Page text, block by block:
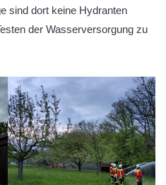
sind dort keine Hydranten
der Wasserversorgung zu